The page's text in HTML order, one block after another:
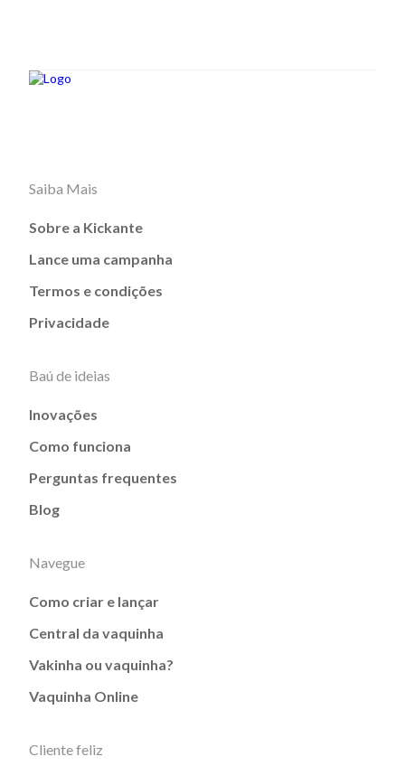
Saiba Mais
Sobre a Kickante
Lance uma campanha
Termos e condições
Privacidade
Baú de ideias
Inovações
Como funciona
Perguntas frequentes
Blog
Navegue
Como criar e lançar
Central da vaquinha
Vakinha ou vaquinha?
Vaquinha Online
Cliente feliz